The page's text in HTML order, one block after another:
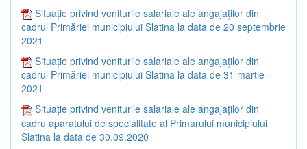
Situație privind veniturile salariale ale angajaților din
cadrul Primăriei municipiului Slatina la data de 20 septembrie
2021
Situație privind veniturile salariale ale angajaților din
cadrul Primăriei municipiului Slatina la data de 31 martie
2021
Situație privind veniturile salariale ale angajaților din
cadru aparatului de specialitate al Primarului municipiului
Slatina la data de 30.09.2020